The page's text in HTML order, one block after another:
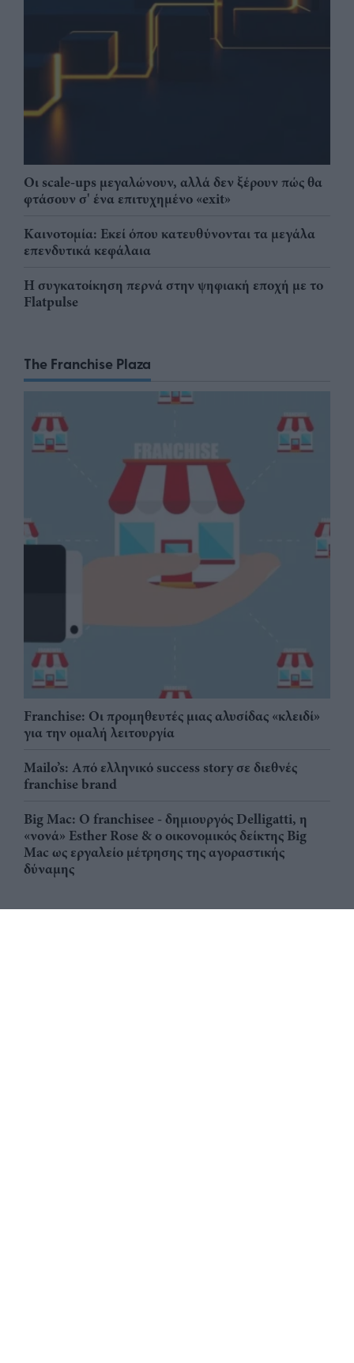
Οι scale-ups μεγαλώνουν, αλλά δεν ξέρουν πώς θα
φτάσουν σ' ένα επιτυχημένο «exit»
Καινοτομία: Εκεί όπου κατευθύνονται τα μεγάλα
επενδυτικά κεφάλαια
Η συγκατοίκηση περνά στην ψηφιακή εποχή με το
Flatpulse
The Franchise Plaza
Franchise: Οι προμηθευτές μιας αλυσίδας «κλειδί»
για την ομαλή λειτουργία
Mailo’s: Από ελληνικό success story σε διεθνές
franchise brand
Big Mac: Ο franchisee - δημιουργός Delligatti, η
«νονά» Esther Rose & ο οικονομικός δείκτης Big
Mac ως εργαλείο μέτρησης της αγοραστικής
δύναμης